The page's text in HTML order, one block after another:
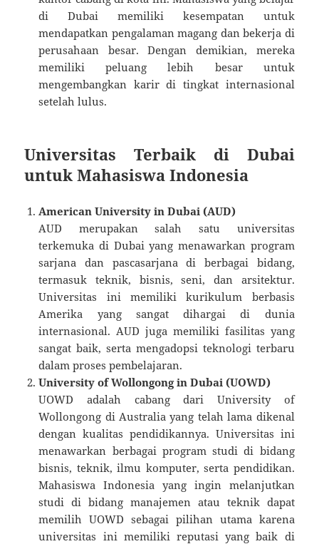
di Dubai memiliki kesempatan untuk
mendapatkan pengalaman magang dan bekerja di
perusahaan besar. Dengan demikian, mereka
memiliki peluang lebih besar untuk
mengembangkan karir di tingkat internasional
setelah lulus.
Universitas Terbaik di Dubai
untuk Mahasiswa Indonesia
American University in Dubai (AUD)
AUD merupakan salah satu universitas
terkemuka di Dubai yang menawarkan program
sarjana dan pascasarjana di berbagai bidang,
termasuk teknik, bisnis, seni, dan arsitektur.
Universitas ini memiliki kurikulum berbasis
Amerika yang sangat dihargai di dunia
internasional. AUD juga memiliki fasilitas yang
sangat baik, serta mengadopsi teknologi terbaru
dalam proses pembelajaran.
University of Wollongong in Dubai (UOWD)
UOWD adalah cabang dari University of
Wollongong di Australia yang telah lama dikenal
dengan kualitas pendidikannya. Universitas ini
menawarkan berbagai program studi di bidang
bisnis, teknik, ilmu komputer, serta pendidikan.
Mahasiswa Indonesia yang ingin melanjutkan
studi di bidang manajemen atau teknik dapat
memilih UOWD sebagai pilihan utama karena
universitas ini memiliki reputasi yang baik di